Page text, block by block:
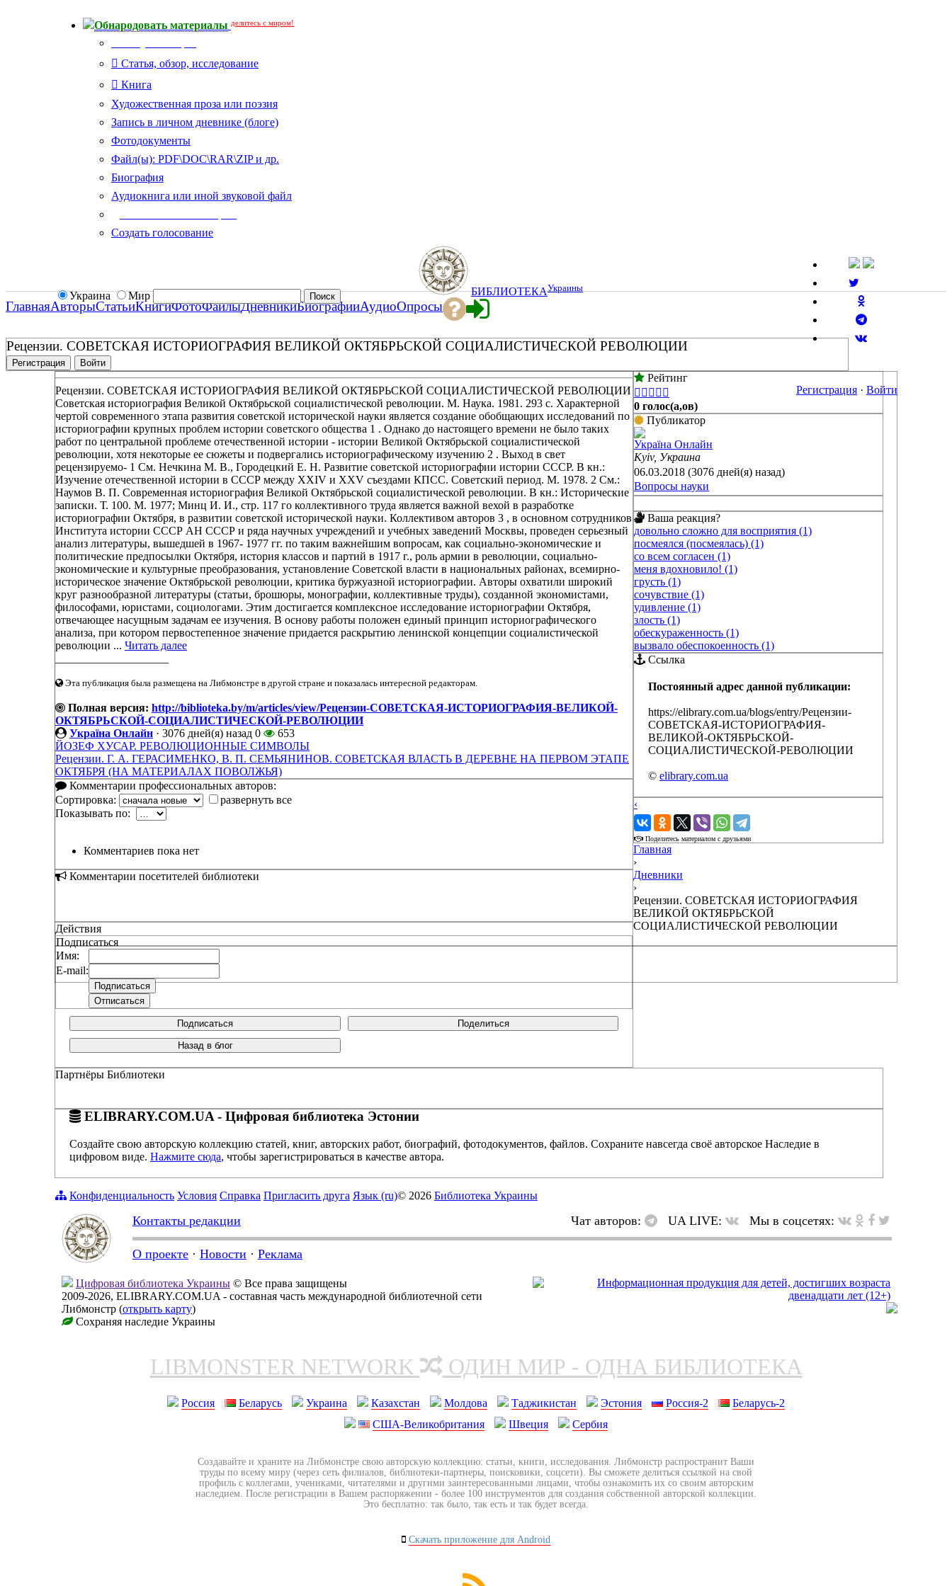
Обнародовать материалы делитесь с миром!
Статья, обзор, исследование
Книга
Художественная проза или поэзия
Запись в личном дневнике (блоге)
Фотодокументы
Файл(ы): PDF\DOC\RAR\ZIP и др.
Биография
Аудиокнига или иной звуковой файл
Создать голосование
Украина Мир БИБЛИОТЕКАУкраины
Регистрация · Войти
ГлавнаяАвторыСтатьиКнигиФотоФайлыДневникиБиографииАудиоОпросы
Рецензии. СОВЕТСКАЯ ИСТОРИОГРАФИЯ ВЕЛИКОЙ ОКТЯБРЬСКОЙ СОЦИАЛИСТИЧЕСКОЙ РЕВОЛЮЦИИ
Регистрация Войти
Рецензии. СОВЕТСКАЯ ИСТОРИОГРАФИЯ ВЕЛИКОЙ ОКТЯБРЬСКОЙ СОЦИАЛИСТИЧЕСКОЙ РЕВОЛЮЦИИ
Советская историография Великой Октябрьской социалистической революции. М. Наука. 1981. 293 с. Характерной
чертой современного этапа развития советской исторической науки является создание обобщающих исследований по
историографии крупных проблем истории советского общества 1 . Однако до настоящего времени не было таких
работ по центральной проблеме отечественной истории - истории Великой Октябрьской социалистической
революции, хотя некоторые ее сюжеты и подвергались историографическому изучению 2 . Выход в свет
рецензируемо- 1 См. Нечкина М. В., Городецкий Е. Н. Развитие советской историографии истории СССР. В кн.:
Изучение отечественной истории в СССР между XXIV и XXV съездами КПСС. Советский период. М. 1978. 2 См.:
Наумов В. П. Современная историография Великой Октябрьской социалистической революции. В кн.: Исторические
записки. Т. 100. М. 1977; Минц И. И., стр. 117 го коллективного труда является важной вехой в разработке
историографии Октября, в развитии советской исторической науки. Коллективом авторов 3 , в основном сотрудников
Института истории СССР АН СССР и ряда научных учреждений и учебных заведений Москвы, проведен серьезный
анализ литературы, вышедшей в 1967- 1977 гг. по таким важнейшим вопросам, как социально-экономические и
политические предпосылки Октября, история классов и партий в 1917 г., роль армии в революции, социально-
экономические и культурные преобразования, установление Советской власти в национальных районах, всемирно-
историческое значение Октябрьской революции, критика буржуазной историографии. Авторы охватили широкий
круг разнообразной литературы (статьи, брошюры, монографии, коллективные труды), созданной экономистами,
философами, юристами, социологами. Этим достигается комплексное исследование историографии Октября,
отвечающее насущным задачам ее изучения. В основу работы положен единый принцип историографического
анализа, при котором первостепенное значение придается раскрытию ленинской концепции социалистической
революции ... Читать далее
Эта публикация была размещена на Либмонстре в другой стране и показалась интересной редакторам.
Полная версия: http://biblioteka.by/m/articles/view/Рецензии-СОВЕТСКАЯ-ИСТОРИОГРАФИЯ-ВЕЛИКОЙ-
ОКТЯБРЬСКОЙ-СОЦИАЛИСТИЧЕСКОЙ-РЕВОЛЮЦИИ
Україна Онлайн · 3076 дней(я) назад 0
653
ЙОЗЕФ ХУСАР. РЕВОЛЮЦИОННЫЕ СИМВОЛЫ
Рецензии. Г. А. ГЕРАСИМЕНКО, В. П. СЕМЬЯНИНОВ. СОВЕТСКАЯ ВЛАСТЬ В ДЕРЕВНЕ НА ПЕРВОМ ЭТАПЕ
ОКТЯБРЯ (НА МАТЕРИАЛАХ ПОВОЛЖЬЯ)
Комментарии профессиональных авторов:
Сортировка:
развернуть все
Показывать по:
Комментариев пока нет
Комментарии посетителей библиотеки
Действия
Подписаться
Имя:
E-mail:
Подписаться Поделиться
Назад в блог
Рейтинг
    
0 голос(а,ов)
Публикатор
Україна Онлайн
Kyiv, Украина
06.03.2018 (3076 дней(я) назад)
Вопросы науки
Ваша реакция?
довольно сложно для восприятия (1)
посмеялся (посмеялась) (1)
со всем согласен (1)
меня вдохновило! (1)
грусть (1)
сочувствие (1)
удивление (1)
злость (1)
обескураженность (1)
вызвало обеспокоенность (1)
Ссылка
Постоянный адрес данной публикации:
https://elibrary.com.ua/blogs/entry/Рецензии-
СОВЕТСКАЯ-ИСТОРИОГРАФИЯ-
ВЕЛИКОЙ-ОКТЯБРЬСКОЙ-
СОЦИАЛИСТИЧЕСКОЙ-РЕВОЛЮЦИИ
© elibrary.com.ua
‹
›
Поделитесь материалом с друзьями
Партнёры Библиотеки
ELIBRARY.COM.UA - Цифровая библиотека Эстонии
Создайте свою авторскую коллекцию статей, книг, авторских работ, биографий, фотодокументов, файлов. Сохраните навсегда своё авторское Наследие в
цифровом виде. Нажмите сюда, чтобы зарегистрироваться в качестве автора.
Главная
›
Дневники
›
Рецензии. СОВЕТСКАЯ ИСТОРИОГРАФИЯ
ВЕЛИКОЙ ОКТЯБРЬСКОЙ
СОЦИАЛИСТИЧЕСКОЙ РЕВОЛЮЦИИ
Конфиденциальность Условия Справка Пригласить друга Язык (ru)© 2026 Библиотека Украины
Контакты редакции Чат авторов: UA LIVE: Мы в соцсетях:
О проекте · Новости · Реклама
Цифровая библиотека Украины © Все права защищены
2009-2026, ELIBRARY.COM.UA - составная часть международной библиотечной сети
Либмонстр (открыть карту)
Сохраняя наследие Украины
LIBMONSTER NETWORK ОДИН МИР - ОДНА БИБЛИОТЕКА
Россия Беларусь Украина Казахстан Молдова Таджикистан Эстония Россия-2
Беларусь-2
США-Великобритания
Швеция Сербия
Создавайте и храните на Либмонстре свою авторскую коллекцию: статьи, книги, исследования. Либмонстр распространит Ваши
труды по всему миру (через сеть филиалов, библиотеки-партнеры, поисковики, соцсети). Вы сможете делиться ссылкой на свой
профиль с коллегами, учениками, читателями и другими заинтересованными лицами, чтобы ознакомить их со своим авторским
наследием. После регистрации в Вашем распоряжении - более 100 инструментов для создания собственной авторской коллекции.
Это бесплатно: так было, так есть и так будет всегда.
Скачать приложение для Android